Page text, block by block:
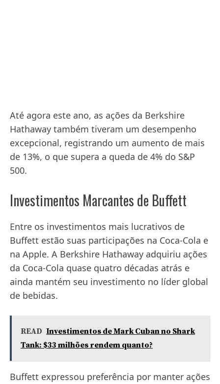
Até agora este ano, as ações da Berkshire
Hathaway também tiveram um desempenho
excepcional, registrando um aumento de mais
de 13%, o que supera a queda de 4% do S&P
500.
Investimentos Marcantes de Buffett
Entre os investimentos mais lucrativos de
Buffett estão suas participações na Coca-Cola e
na Apple. A Berkshire Hathaway adquiriu ações
da Coca-Cola quase quatro décadas atrás e
ainda mantém seu investimento no líder global
de bebidas.
READ Investimentos de Mark Cuban no Shark
Tank: $33 milhões rendem quanto?
Buffett expressou preferência por manter ações